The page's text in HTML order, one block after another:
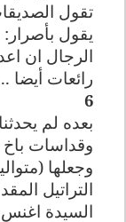
تقول
يقول
الرجال ان
رائعات أيضا ..
6
بعده لم
وقداسات
وجعلها
التراتيل
السيدة اغنس